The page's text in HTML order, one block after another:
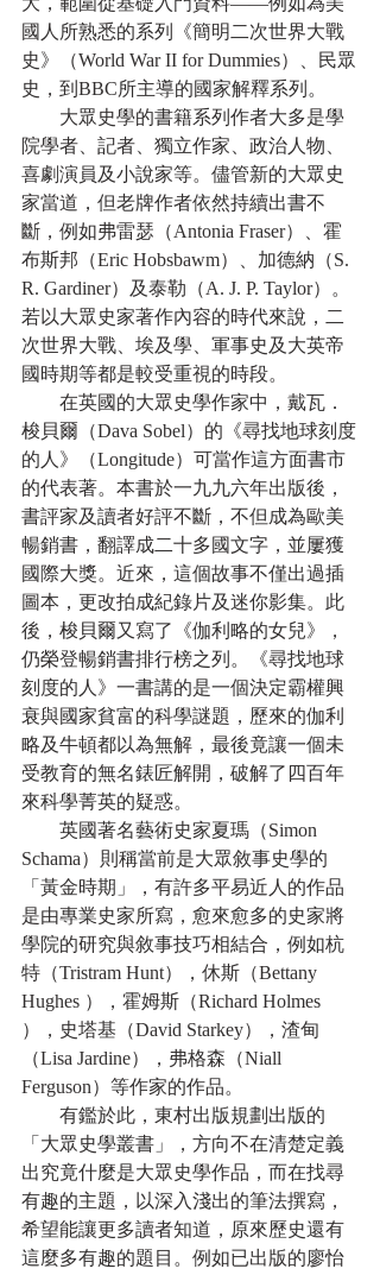
國人所熟悉的系列《簡明二次世界大戰
史》（World War II for Dummies）、民眾
史，到BBC所主導的國家解釋系列。
大眾史學的書籍系列作者大多是學
院學者、記者、獨立作家、政治人物、
喜劇演員及小說家等。儘管新的大眾史
家當道，但老牌作者依然持續出書不
斷，例如弗雷瑟（Antonia Fraser）、霍
布斯邦（Eric Hobsbawm）、加德納（S.
R. Gardiner）及泰勒（A. J. P. Taylor）。
若以大眾史家著作內容的時代來說，二
次世界大戰、埃及學、軍事史及大英帝
國時期等都是較受重視的時段。
在英國的大眾史學作家中，戴瓦．
梭貝爾（Dava Sobel）的《尋找地球刻度
的人》（Longitude）可當作這方面書市
的代表著。本書於一九九六年出版後，
書評家及讀者好評不斷，不但成為歐美
暢銷書，翻譯成二十多國文字，並屢獲
國際大獎。近來，這個故事不僅出過插
圖本，更改拍成紀錄片及迷你影集。此
後，梭貝爾又寫了《伽利略的女兒》，
仍榮登暢銷書排行榜之列。《尋找地球
刻度的人》一書講的是一個決定霸權興
衰與國家貧富的科學謎題，歷來的伽利
略及牛頓都以為無解，最後竟讓一個未
受教育的無名錶匠解開，破解了四百年
來科學菁英的疑惑。
英國著名藝術史家夏瑪（Simon
Schama）則稱當前是大眾敘事史學的
「黃金時期」，有許多平易近人的作品
是由專業史家所寫，愈來愈多的史家將
學院的研究與敘事技巧相結合，例如杭
特（Tristram Hunt），休斯（Bettany
Hughes ），霍姆斯（Richard Holmes
），史塔基（David Starkey），渣甸
（Lisa Jardine），弗格森（Niall
Ferguson）等作家的作品。
有鑑於此，東村出版規劃出版的
「大眾史學叢書」，方向不在清楚定義
出究竟什麼是大眾史學作品，而在找尋
有趣的主題，以深入淺出的筆法撰寫，
希望能讓更多讀者知道，原來歷史還有
這麼多有趣的題目。例如已出版的廖怡